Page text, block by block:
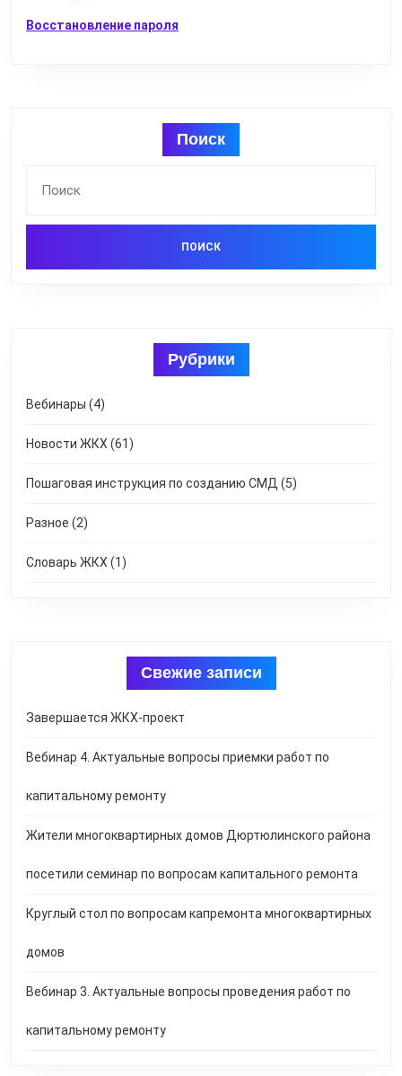
Восстановление пароля
Поиск
Рубрики
Вебинары (4)
Новости ЖКХ (61)
Пошаговая инструкция по созданию СМД (5)
Разное (2)
Словарь ЖКХ (1)
Свежие записи
Завершается ЖКХ-проект
Вебинар 4. Актуальные вопросы приемки работ по
капитальному ремонту
Жители многоквартирных домов Дюртюлинского района
посетили семинар по вопросам капитального ремонта
Круглый стол по вопросам капремонта многоквартирных
домов
Вебинар 3. Актуальные вопросы проведения работ по
капитальному ремонту